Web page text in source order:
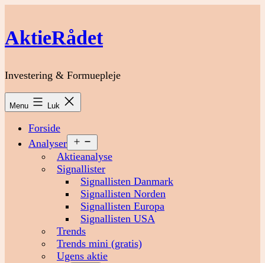
indhold
AktieRådet
Investering & Formuepleje
Menu Luk
Forside
Analyser
menu
Aktieanalyse
Signallister
Signallisten Danmark
Signallisten Norden
Signallisten Europa
Signallisten USA
Trends
Trends mini (gratis)
Ugens aktie